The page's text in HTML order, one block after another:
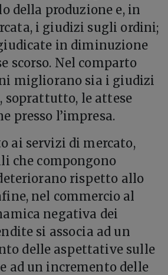
della produzione e, in
i giudizi sugli ordini;
in diminuzione
scorso. Nel comparto
migliorano sia i giudizi
soprattutto, le attese
presso l’impresa.
ai servizi di mercato,
che compongono
rispetto allo
nel commercio al
negativa dei
si associa ad un
delle aspettative sulle
ad un incremento delle